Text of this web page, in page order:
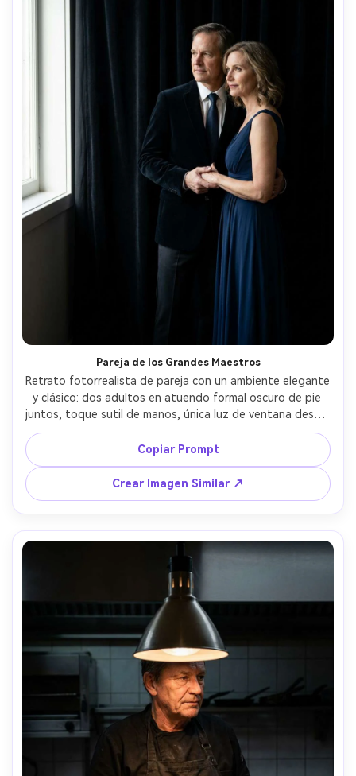
Pareja de los Grandes Maestros
Retrato fotorrealista de pareja con un ambiente elegante
y clásico: dos adultos en atuendo formal oscuro de pie
juntos, toque sutil de manos, única luz de ventana desde
la izquierda modelando los rostros, fondo de cortina de
terciopelo negro, tomada con Nikon Z9 85mm f/1.4,
encuadre medio, sombras profundas con caída suave, piel
y tela realistas, contraste de claroscuro cinematográfico
--ar 4:5
Copiar Prompt
Crear Imagen Similar ↗